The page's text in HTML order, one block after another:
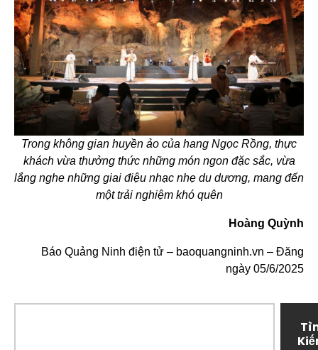
Trong không gian huyền ảo của hang Ngọc Rồng, thực
khách vừa thưởng thức những món ngon đặc sắc, vừa
lắng nghe những giai điệu nhạc nhẹ du dương, mang đến
một trải nghiệm khó quên
Hoàng Quỳnh
Báo Quảng Ninh điện tử – baoquangninh.vn – Đăng
ngày 05/6/2025